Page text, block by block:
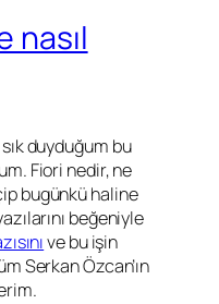
nasıl
duyduğum bu
Fiori nedir, ne
bugünkü haline
beğeniyle
ve bu işin
Serkan Özcan’ın